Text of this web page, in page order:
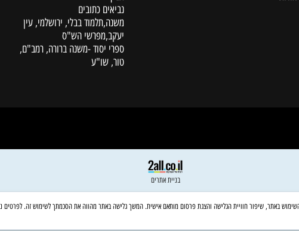
פרקי אבות
סידורים, מחזורים ותהילים
תנ"ך
נביאים כתובים
משנה,תלמוד בבלי, ירושלמי, עין